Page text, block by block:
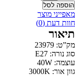
הוספה לסל
מאפייני מוצר
חוות דעת (0)
תיאור
מק”ט: 23979
סוג נורה: E27
עוצמה: 40W
גוון אור: 3000K